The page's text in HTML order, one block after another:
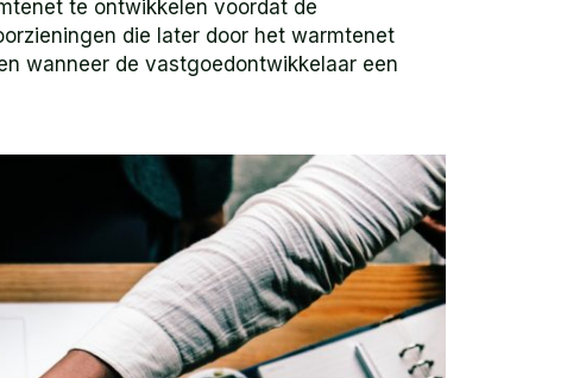
te ontwikkelen voordat de
die later door het warmtenet
wanneer de vastgoedontwikkelaar een